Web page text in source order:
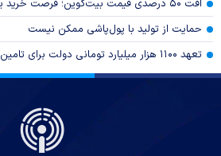
افت ۵۰ درصدی قیمت بیت‌کوین؛ فرصت خرید یا آغاز دوره نزولی؟
حمایت از تولید با پول‌پاشی ممکن نیست
تعهد ۱۱۰۰ هزار میلیارد تومانی دولت برای تامین کالابرگ